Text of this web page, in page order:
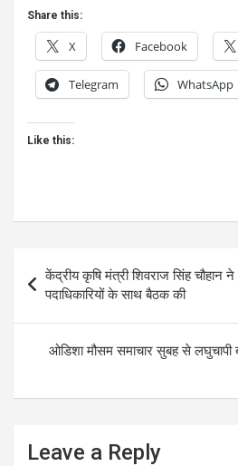
Share this:
X Facebook
Telegram WhatsApp
Like this:
Post
navigation
केंद्रीय कृषि मंत्री शिवराज सिंह चौहान
पदाधिकारियों के साथ बैठक की
ओडिशा मौसम समाचार सुबह से लघुचापी
Leave a Reply